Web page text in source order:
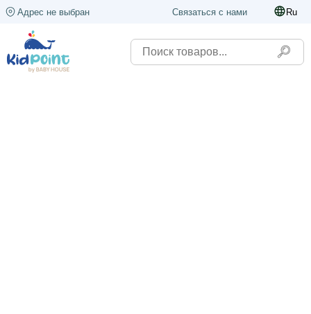
Адрес не выбран Связаться с нами Ru